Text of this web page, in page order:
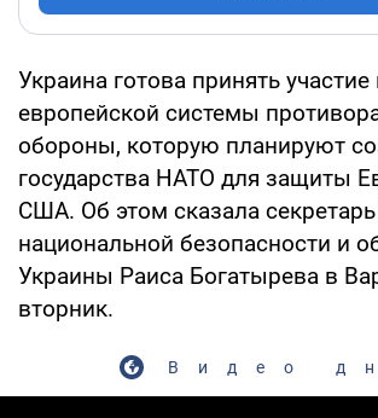
Украина готова принять
европейской системы
обороны, которую планируют
государства НАТО для защиты
США. Об этом сказала
национальной безопасности и
Украины Раиса Богатырева в
вторник.
Видео